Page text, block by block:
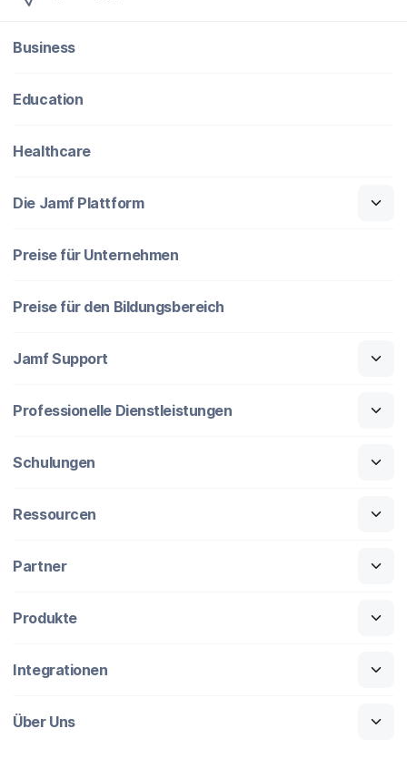
Business
Education
Healthcare
Die Jamf Plattform
Preise für Unternehmen
Preise für den Bildungsbereich
Jamf Support
Professionelle Dienstleistungen
Schulungen
Ressourcen
Partner
Produkte
Integrationen
Über Uns